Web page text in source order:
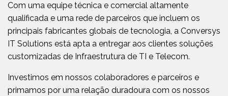
Com uma equipe técnica e comercial altamente
qualificada e uma rede de parceiros que incluem os
principais fabricantes globais de tecnologia, a Conversys
IT Solutions está apta a entregar aos clientes soluções
customizadas de Infraestrutura de TI e Telecom.
Investimos em nossos colaboradores e parceiros e
primamos por uma relação duradoura com os nossos